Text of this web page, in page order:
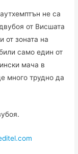
не са
от Висшата
от зоната на
само един от
мача в
много трудно да